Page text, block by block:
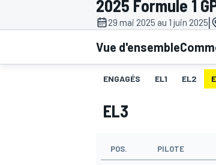
2025 Formule 1
29 mai 2025 au 1 juin 2025|
Vue d'ensemble
ENGAGÉS EL1 EL2
EL3
POS. PILOTE